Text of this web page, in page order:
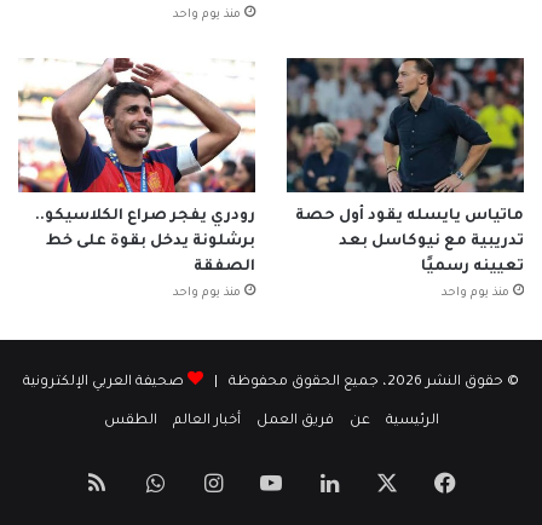
منذ يوم واحد
ماتياس يايسله يقود أول حصة
تدريبية مع نيوكاسل بعد
تعيينه رسميًا
منذ يوم واحد
رودري يفجر صراع الكلاسيكو..
برشلونة يدخل بقوة على خط
الصفقة
منذ يوم واحد
© حقوق النشر 2026، جميع الحقوق محفوظة | صحيفة العربي الإلكترونية
الرئيسية عن فريق العمل أخبار العالم الطقس
فيسبوك لينكدإن‫YouTubeانستقرامواتسابملخص